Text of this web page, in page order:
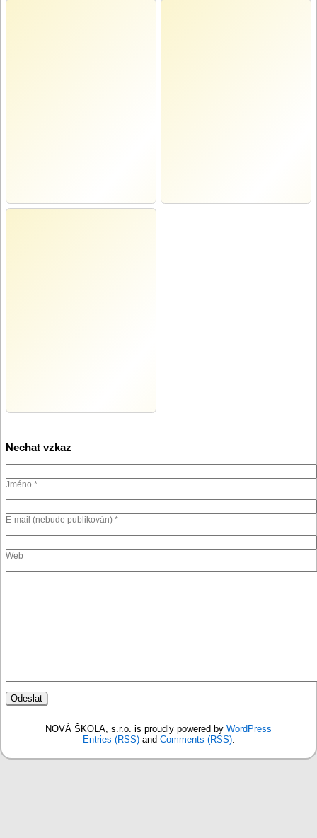
Nechat vzkaz
Jméno *
E-mail (nebude publikován) *
Web
NOVÁ ŠKOLA, s.r.o. is proudly powered by WordPress
Entries (RSS)and Comments (RSS).